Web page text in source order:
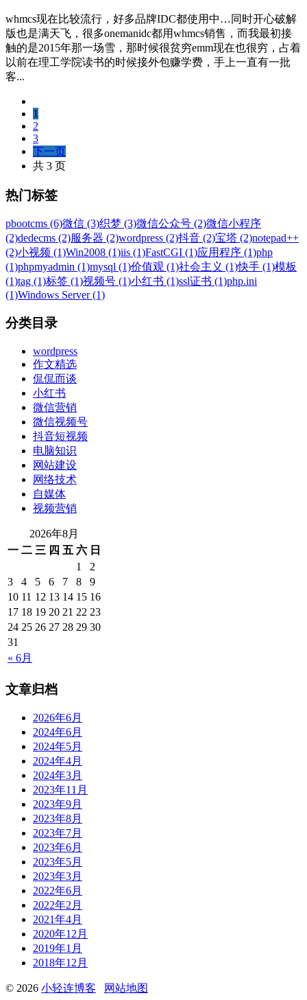
whmcs现在比较流行，好多品牌IDC都使用中…同时开心破解
版也是满天飞，很多onemanidc都用whmcs销售，而我最初接
触的是2015年那一场雪，那时候很贫穷emm现在也很穷，占着
以前在理工学院读书的时候接外包赚学费，手上一直有一批
客...
1
2
3
下一页
共 3 页
热门标签
pbootcms (6)微信 (3)织梦 (3)微信公众号 (2)微信小程序
(2)dedecms (2)服务器 (2)wordpress (2)抖音 (2)宝塔 (2)notepad++
(2)小视频 (1)Win2008 (1)iis (1)FastCGI (1)应用程序 (1)php
(1)phpmyadmin (1)mysql (1)价值观 (1)社会主义 (1)快手 (1)模板
(1)tag (1)标签 (1)视频号 (1)小红书 (1)ssl证书 (1)php.ini
(1)Windows Server (1)
分类目录
wordpress
作文精选
侃侃而谈
小红书
微信营销
微信视频号
抖音短视频
电脑知识
网站建设
网络技术
自媒体
视频营销
2026年8月
一 二 三 四 五 六 日
« 6月
1
2
3
4 5 6 7 8
9
10 11 12 13 14 15 16
17 18 19 20 21 22 23
24 25 26 27 28 29 30
31
文章归档
2026年6月
2024年6月
2024年5月
2024年4月
2024年3月
2023年11月
2023年9月
2023年8月
2023年7月
2023年6月
2023年5月
2023年3月
2022年6月
2022年2月
2021年4月
2020年12月
2019年1月
2018年12月
© 2026 小轻连博客 网站地图